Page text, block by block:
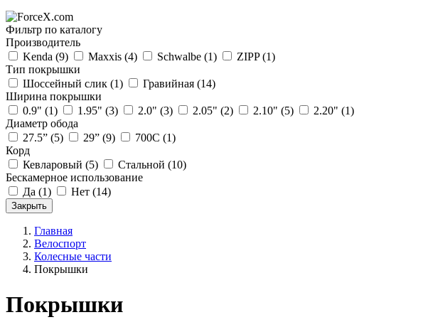
Фильтр по каталогу
Производитель
Kenda (9) Maxxis (4) Schwalbe (1) ZIPP(1)
Тип покрышки
Шоссейный слик (1) Гравийная (14)
Ширина покрышки
0.9" (1) 1.95" (3) 2.0" (3) 2.05" (2) 2.10" (5) 2.20" (1)
Диаметр обода
27.5” (5) 29” (9) 700C (1)
Корд
Кевларовый (5) Стальной (10)
Бескамерное использование
Да (1) Нет (14)
Закрыть
Главная
Велоспорт
Колесные части
Покрышки
Покрышки